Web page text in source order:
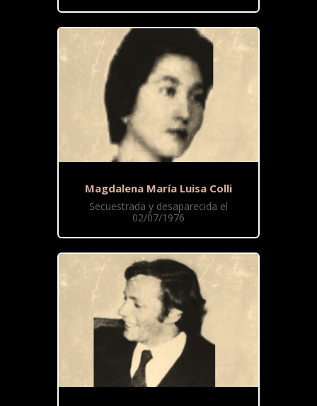
Magdalena María Luisa Colli
Secuestrada y desaparecida el
02/07/1976